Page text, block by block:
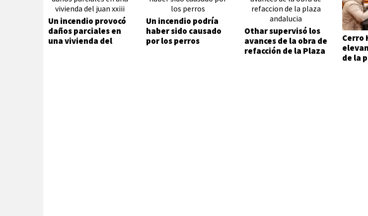
Un incendio provocó
daños parciales en
una vivienda del
Un incendio podría
haber sido causado
por los perros
Othar supervisó los
avances de la obra de
refacción de la Plaza
Cerro
de la